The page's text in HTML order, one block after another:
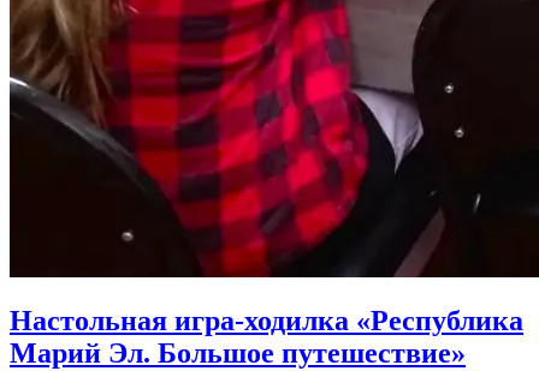
Настольная игра-ходилка «Республика
Марий Эл. Большое путешествие»